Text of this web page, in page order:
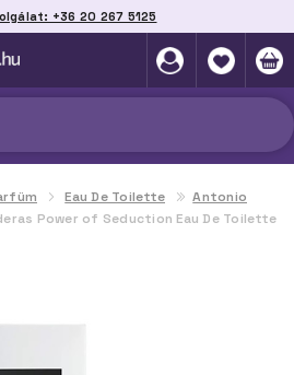
+36 20 267 5125
Eau De Toilette
Antonio
Power of Seduction Eau De Toilette